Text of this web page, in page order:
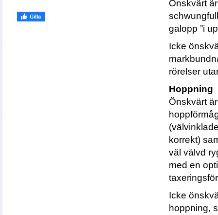
Önskvärt
galopp ”i
Icke
rörelser
Hoppning
Önskvärt
korrekt)
väl välvd
med en
Icke
hoppning,